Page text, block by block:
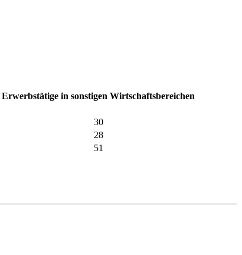
Erwerbstätige in sonstigen Wirtschaftsbereichen
30
28
51